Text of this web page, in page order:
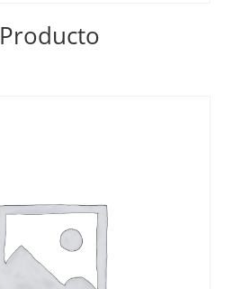
Producto